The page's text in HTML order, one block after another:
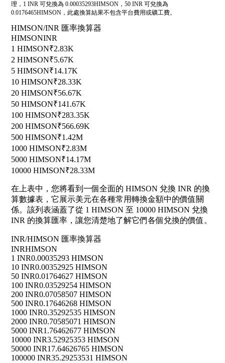
理，1 INR 可兌換為 0.00035293HIMSON，50 INR 可兌換為
0.0176465HIMSON，此處換算結果不包含平台費用或礦工費。
HIMSON/INR 匯率換算器
HIMSONINR
1 HIMSON₹2.83K
2 HIMSON₹5.67K
5 HIMSON₹14.17K
10 HIMSON₹28.33K
20 HIMSON₹56.67K
50 HIMSON₹141.67K
100 HIMSON₹283.35K
200 HIMSON₹566.69K
500 HIMSON₹1.42M
1000 HIMSON₹2.83M
5000 HIMSON₹14.17M
10000 HIMSON₹28.33M
在上表中，您將看到一個全面的 HIMSON 兌換 INR 的換
算數據表，它展示美元在各種常用轉換金額中的價值關
係。該列表涵蓋了從 1 HIMSON 至 10000 HIMSON 兌換
INR 的換算匯率，讓您清楚地了解它們各個兌換的價值。
INR/HIMSON 匯率換算器
INRHIMSON
1 INR0.00035293 HIMSON
10 INR0.00352925 HIMSON
50 INR0.01764627 HIMSON
100 INR0.03529254 HIMSON
200 INR0.07058507 HIMSON
500 INR0.17646268 HIMSON
1000 INR0.35292535 HIMSON
2000 INR0.70585071 HIMSON
5000 INR1.76462677 HIMSON
10000 INR3.52925353 HIMSON
50000 INR17.64626765 HIMSON
100000 INR35.29253531 HIMSON